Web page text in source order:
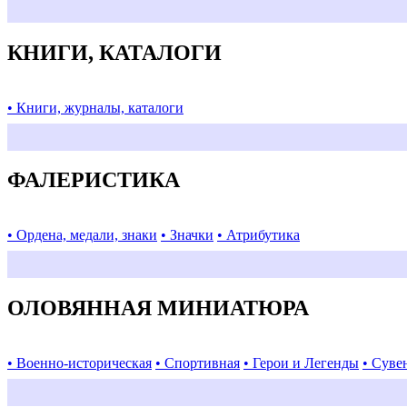
КНИГИ, КАТАЛОГИ
• Книги, журналы, каталоги
ФАЛЕРИСТИКА
• Ордена, медали, знаки • Значки • Атрибутика
ОЛОВЯННАЯ МИНИАТЮРА
• Военно-историческая • Спортивная • Герои и Легенды •